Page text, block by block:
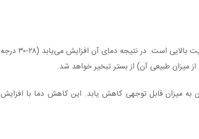
طی مراحل هوادهی و شوکدهی به سالن پرورش قارچ، کمپوست دارای فعالیت بالایی است. در نتیجه دمای آن افزایش می‌یابد (۲۸-۳۰ درجه
میزان طبیعی آن) از بستر تبخیر خواهد شد.
به میزان قابل توجهی کاهش یابد. این کاهش دما با افزایش